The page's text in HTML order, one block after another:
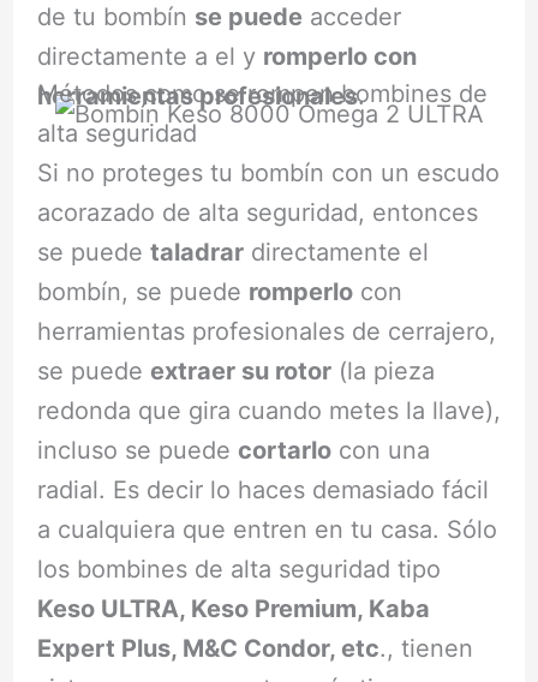
de tu bombín se puede acceder
directamente a el y romperlo con
herramientas profesionales.
Métodos como se rompen bombines de
alta seguridad
Si no proteges tu bombín con un escudo
acorazado de alta seguridad, entonces
se puede taladrardirectamente el
bombín, se puede romperlocon
herramientas profesionales de cerrajero,
se puede extraer su rotor(la pieza
redonda que gira cuando metes la llave),
incluso se puede cortarlocon una
radial. Es decir lo haces demasiado fácil
a cualquiera que entren en tu casa. Sólo
los bombines de alta seguridad tipo
Keso ULTRA, Keso Premium, Kaba
Expert Plus, M&C Condor, etc., tienen